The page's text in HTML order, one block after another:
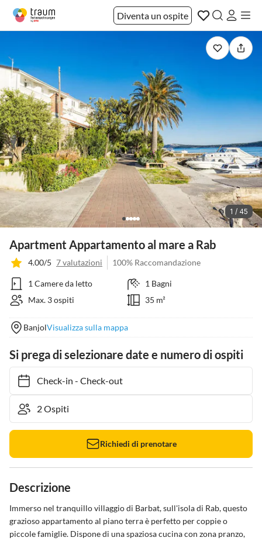
Diventa un ospite
1 / 45
Apartment Appartamento al mare a Rab
4.00/5 7 valutazioni 100% Raccomandazione
1 Camere da letto
1 Bagni
Max. 3 ospiti
35 m²
BanjolVisualizza sulla mappa
Si prega di selezionare date e numero di ospiti
Check-in- Check-out
Richiedi di prenotare
Descrizione
Immerso nel tranquillo villaggio di Barbat, sull'isola di Rab, questo
grazioso appartamento al piano terra è perfetto per coppie o
piccole famiglie. Dispone di una spaziosa cucina con zona pranzo,